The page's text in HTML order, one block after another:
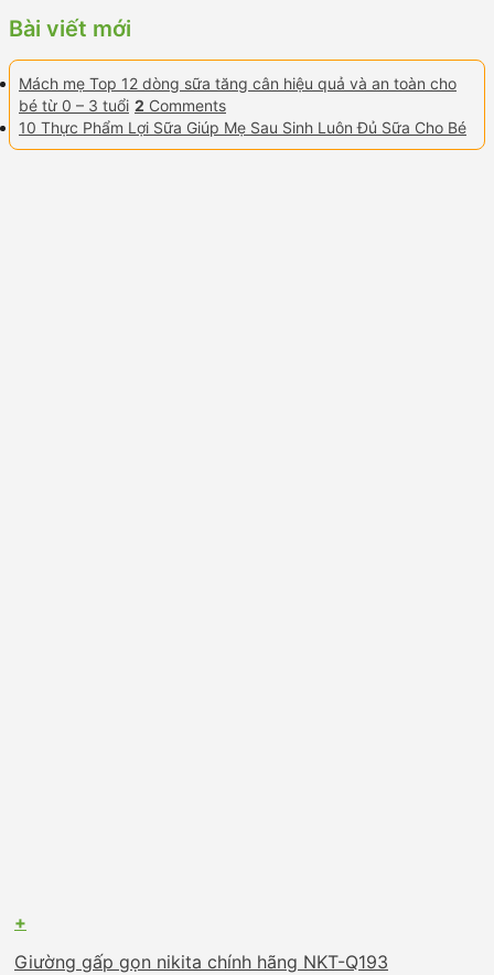
Bài viết mới
Mách mẹ Top 12 dòng sữa tăng cân hiệu quả và an toàn cho
bé từ 0 – 3 tuổi 2 Comments
10 Thực Phẩm Lợi Sữa Giúp Mẹ Sau Sinh Luôn Đủ Sữa Cho Bé
+
Giường gấp gọn nikita chính hãng NKT-Q193